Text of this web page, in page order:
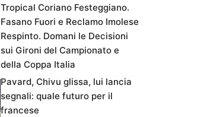
Tropical Coriano Festeggiano.
Fasano Fuori e Reclamo Imolese
Respinto. Domani le Decisioni
sui Gironi del Campionato e
della Coppa Italia
Pavard, Chivu glissa, lui lancia
segnali: quale futuro per il
francese